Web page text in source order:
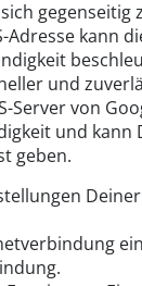
gegenseitig
Adresse kann
und
Server von
und kann
geben.